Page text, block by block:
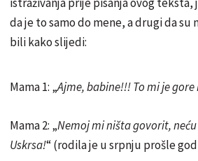
da je to samo do mene, a drugi da su
bili kako slijedi:
Mama 1: „Ajme, babine!!! To mi je
Mama 2: „Nemoj mi ništa govorit,
Uskrsa!“ (rodila je u srpnju prošle